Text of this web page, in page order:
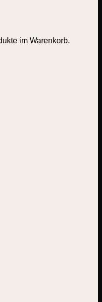
im Warenkorb.